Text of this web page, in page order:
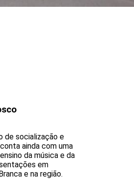
de socialização e
ainda com uma
da música e da
em
e na região.